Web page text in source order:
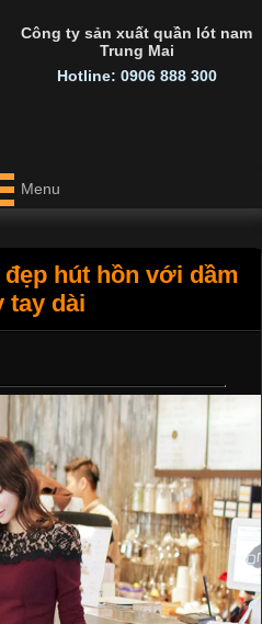
Công ty sản xuất quần lót nam
Trung Mai
Hotline: 0906 888 300
Menu
hút hồn với dầm
tay dài